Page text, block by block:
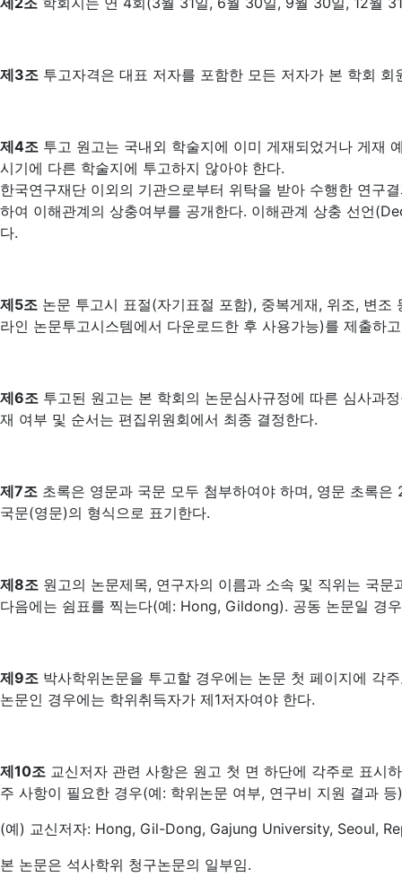
제3조 투고자격은 대표 저자를 포함한 모든 저자가 본 학회 회
제4조 투고 원고는 국내외 학술지에 이미 게재되었거나 게재
시기에 다른 학술지에 투고하지 않아야 한다.
한국연구재단 이외의 기관으로부터 위탁을 받아 수행한 연구
하여 이해관계의 상충여부를 공개한다. 이해관계 상충 선언
다.
제5조 논문 투고시 표절(자기표절 포함), 중복게재, 위조, 변
라인 논문투고시스템에서 다운로드한 후 사용가능)를 제출하
제6조 투고된 원고는 본 학회의 논문심사규정에 따른 심사과
재 여부 및 순서는 편집위원회에서 최종 결정한다.
제7조 초록은 영문과 국문 모두 첨부하여야 하며, 영문 초록
국문(영문)의 형식으로 표기한다.
제8조 원고의 논문제목, 연구자의 이름과 소속 및 직위는 국
다음에는 쉼표를 찍는다(예: Hong, Gildong). 공동 논문일 경
제9조 박사학위논문을 투고할 경우에는 논문 첫 페이지에 각
논문인 경우에는 학위취득자가 제1저자여야 한다.
제10조 교신저자 관련 사항은 원고 첫 면 하단에 각주로 표시
주 사항이 필요한 경우(예: 학위논문 여부, 연구비 지원 결과
(예) 교신저자: Hong, Gil-Dong, Gajung University, Seoul,
본 논문은 석사학위 청구논문의 일부임.